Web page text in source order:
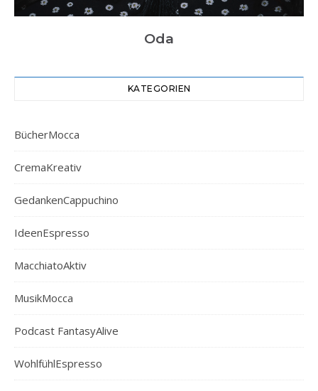
Oda
KATEGORIEN
BücherMocca
CremaKreativ
GedankenCappuchino
IdeenEspresso
MacchiatoAktiv
MusikMocca
Podcast FantasyAlive
WohlfühlEspresso